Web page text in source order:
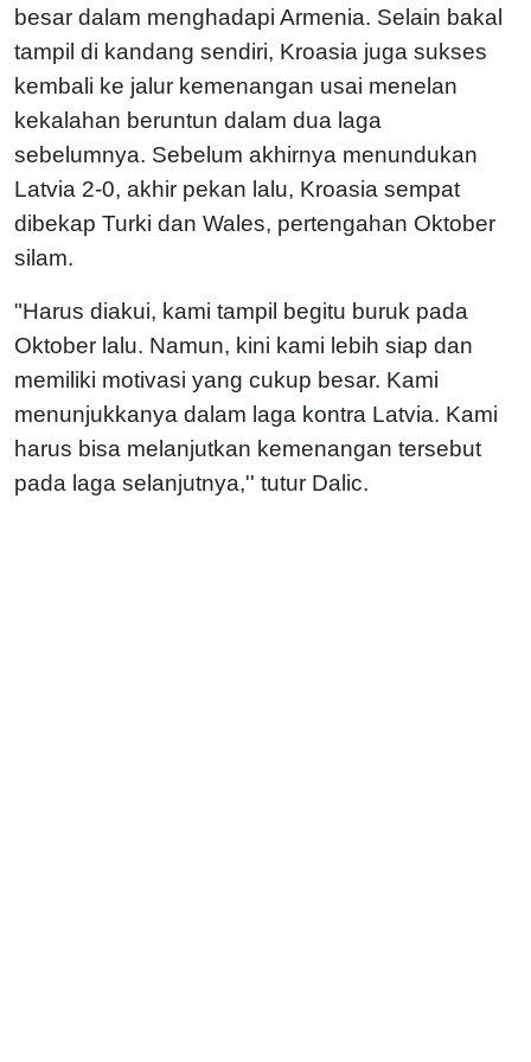
besar dalam menghadapi Armenia. Selain bakal
tampil di kandang sendiri, Kroasia juga sukses
kembali ke jalur kemenangan usai menelan
kekalahan beruntun dalam dua laga
sebelumnya. Sebelum akhirnya menundukan
Latvia 2-0, akhir pekan lalu, Kroasia sempat
dibekap Turki dan Wales, pertengahan Oktober
silam.
"Harus diakui, kami tampil begitu buruk pada
Oktober lalu. Namun, kini kami lebih siap dan
memiliki motivasi yang cukup besar. Kami
menunjukkanya dalam laga kontra Latvia. Kami
harus bisa melanjutkan kemenangan tersebut
pada laga selanjutnya,'' tutur Dalic.